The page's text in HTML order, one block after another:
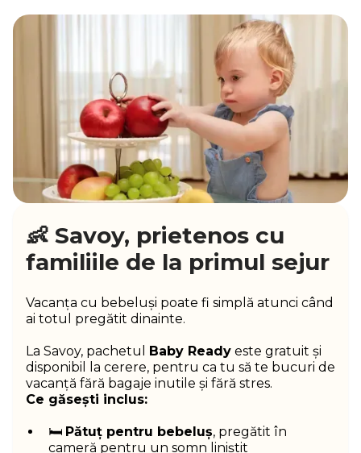
👶 Savoy, prietenos cu
familiile de la primul sejur
Vacanța cu bebeluși poate fi simplă atunci când
ai totul pregătit dinainte.
La Savoy, pachetul Baby Ready este gratuit și
disponibil la cerere, pentru ca tu să te bucuri de
vacanță fără bagaje inutile și fără stres.
Ce găsești inclus:
🛏️ Pătuț pentru bebeluș, pregătit în
cameră pentru un somn liniștit